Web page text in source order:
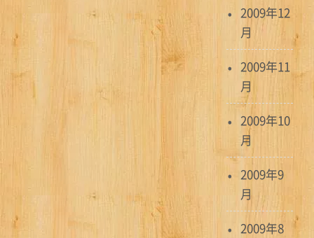
2009年12
月
2009年11
月
2009年10
月
2009年9
月
2009年8